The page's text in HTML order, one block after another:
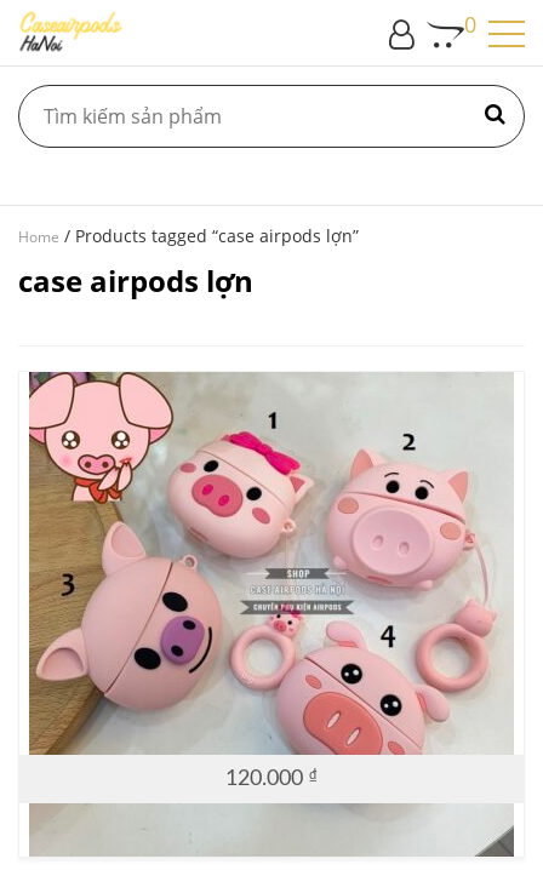
0
Home / Products tagged “case airpods lợn”
case airpods lợn
120.000 ₫